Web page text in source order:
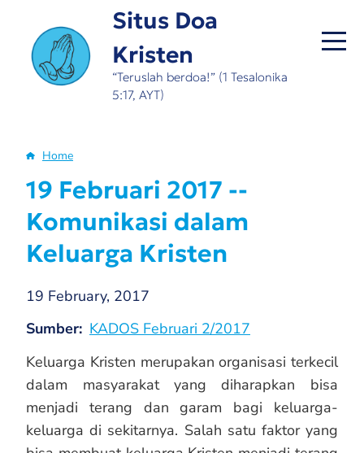
main
content
Situs Doa
Kristen
“Teruslah berdoa!” (1 Tesalonika
5:17, AYT)
Breadcrumb
Home
19 Februari 2017 --
Komunikasi dalam
Keluarga Kristen
19 February, 2017
Sumber KADOS Februari 2/2017
Keluarga Kristen merupakan organisasi terkecil
dalam masyarakat yang diharapkan bisa
menjadi terang dan garam bagi keluarga-
keluarga di sekitarnya. Salah satu faktor yang